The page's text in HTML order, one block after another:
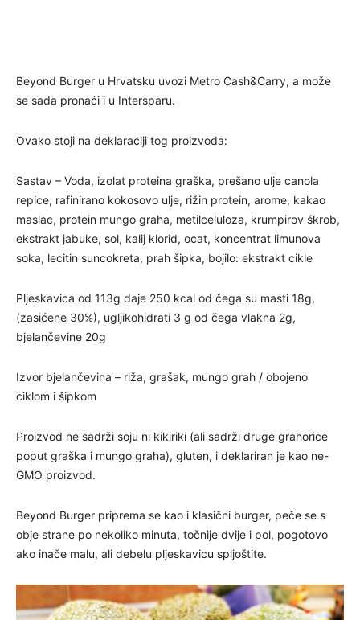
Beyond Burger u Hrvatsku uvozi Metro Cash&Carry, a može
se sada pronaći i u Intersparu.
Ovako stoji na deklaraciji tog proizvoda:
Sastav – Voda, izolat proteina graška, prešano ulje canola
repice, rafinirano kokosovo ulje, rižin protein, arome, kakao
maslac, protein mungo graha, metilceluloza, krumpirov škrob,
ekstrakt jabuke, sol, kalij klorid, ocat, koncentrat limunova
soka, lecitin suncokreta, prah šipka, bojilo: ekstrakt cikle
Pljeskavica od 113g daje 250 kcal od čega su masti 18g,
(zasićene 30%), ugljikohidrati 3 g od čega vlakna 2g,
bjelančevine 20g
Izvor bjelančevina – riža, grašak, mungo grah / obojeno
ciklom i šipkom
Proizvod ne sadrži soju ni kikiriki (ali sadrži druge grahorice
poput graška i mungo graha), gluten, i deklariran je kao ne-
GMO proizvod.
Beyond Burger priprema se kao i klasični burger, peče se s
obje strane po nekoliko minuta, točnije dvije i pol, pogotovo
ako inače malu, ali debelu pljeskavicu spljoštite.